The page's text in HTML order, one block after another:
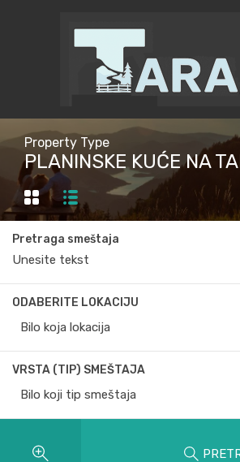
Property Type
PLANINSKE KUĆE NA
Pretraga smeštaja
ODABERITE LOKACIJU
Bilo koja lokacija
VRSTA (TIP) SMEŠTAJA
Bilo koji tip smeštaja